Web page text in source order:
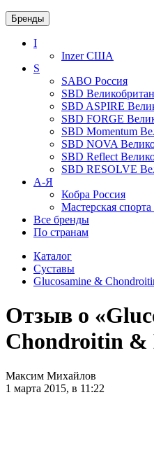
Бренды
I
InzerСША
S
SABO Россия
SBD
SBD ASPIRE
SBD FORGE
SBD Momentum
SBD NOVA
SBD Reflect
SBD RESOLVE
А-Я
Кобра Россия
Мастерская спорта
Все бренды
По странам
Каталог
Суставы
Glucosamine &
Отзыв о
Chondroitin
Максим Михайлов
1 марта 2015, в 11:22